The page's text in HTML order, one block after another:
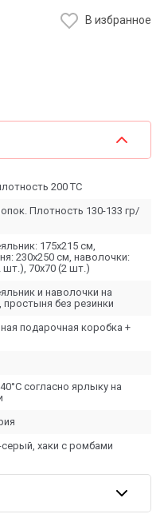
В избранное
200 ТС
Плотность 130-133 гр/
175х215 см,
230х250 см, наволочки:
шт.), 70х70 (2 шт.)
и наволочки на
простыня без резинки
подарочная коробка +
согласно ярлыку на
хаки с ромбами